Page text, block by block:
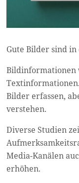
Gute Bilder sind
Bildinformationen
Bilder erfassen,
verstehen.
Diverse Studien
Media-Kanälen
erhöhen.